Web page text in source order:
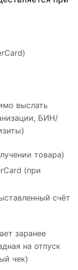
выслать
БИН/
товара)
(при
счёт
заранее
на отпуск
чек)